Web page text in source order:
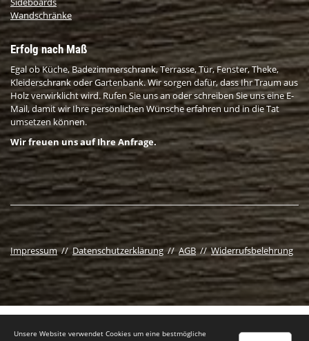
Wandschränke
Erfolg nach Maß
Egal ob Küche, Badezimmerschrank, Terrasse, Tür, Fenster, Theke,
Kleiderschrank oder Gartenbank. Wir sorgen dafür, dass Ihr Traum aus
Holz verwirklicht wird. Rufen Sie uns an oder schreiben Sie uns eine E-
Mail, damit wir Ihre persönlichen Wünsche erfahren und in die Tat
umsetzen können.
Wir freuen uns auf Ihre Anfrage.
Impressum// Datenschutzerklärung//AGB//Widerrufsbelehrung
Unsere Website verwendet Cookies um eine bestmögliche